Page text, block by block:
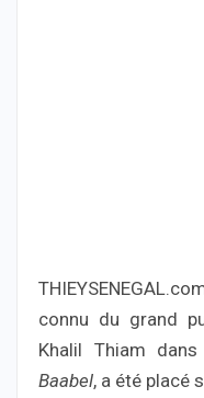
connu du grand
Khalil Thiam
Baabel, a été placé